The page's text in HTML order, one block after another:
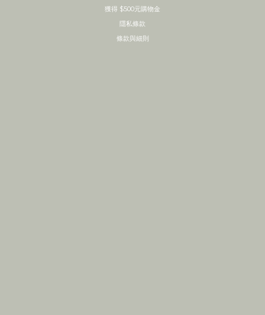
獲得 $500元購物金
隱私條款
條款與細則